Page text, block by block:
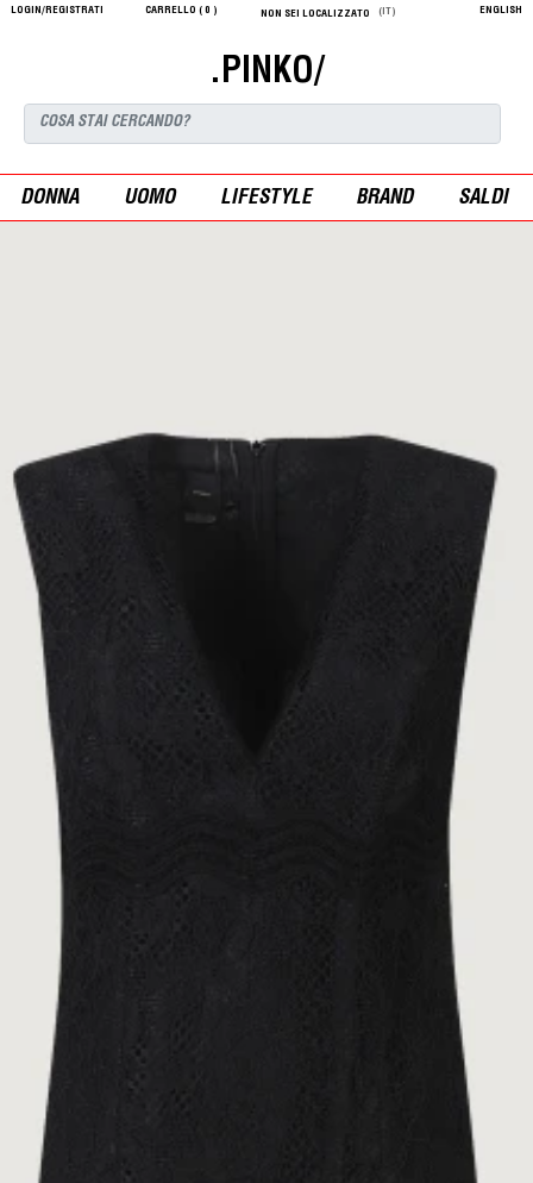
LOGIN/REGISTRATI CARRELLO ( 0 ) NON SEI LOCALIZZATO (IT) ENGLISH
.PINKO/
DONNA UOMO LIFESTYLE BRAND SALDI